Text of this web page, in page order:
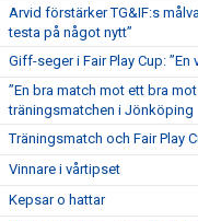
Arvid förstärker TG&IF:s
testa på något nytt”
Giff-seger i Fair Play Cup:
”En bra match mot ett bra
träningsmatchen i Jönköping
Träningsmatch och Fair Play
Vinnare i vårtipset
Kepsar o hattar